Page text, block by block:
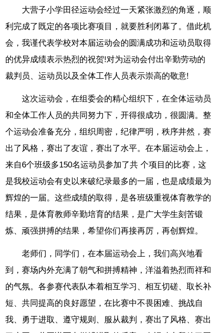
大营子小学田径运动会经过一天紧张激烈的角逐，顺
利完成了既定的各项比赛项目，就要胜利闭幕了。借此机
会，我谨代表学校对本届运动会的圆满成功和运动员取得
的优异成绩表示热烈的祝贺!对为运动会付出辛勤劳动的
裁判员、运动员以及全体工作人员表示崇高的敬意!
这次运动会，在组委会的精心组织下，在全体运动员
和全体工作人员的共同努力下，开得很成功，很圆满。整
个运动会准备充分，组织周密，纪律严明，秩序井然，赛
出了风格，赛出了友谊，赛出了水平。在本届运动会上，
来自6个班级多150名运动员参加了共 个项目的比赛，这
是我校运动会有史以来破纪录最多的一届，也是成绩最为
辉煌的一届。这些成绩的取得，是各班级重视体育教学的
结果，是体育教师辛勤培育的结果，是广大学生刻苦锻
炼、顽强拼搏的结果，希望你们再接再厉，再创辉煌。
老师们，同学们，在本届运动会上，我们高兴地看
到，赛场内外充满了朝气和拼搏精神，洋溢着热烈而祥和
的气氛。各参赛代表队本着相互学习、相互切磋、取长补
短、共同提高的良好愿望，在比赛中不畏困难、挑战自
我、勇于进取、遵守规则、服从裁判，赛出了风格、赛出